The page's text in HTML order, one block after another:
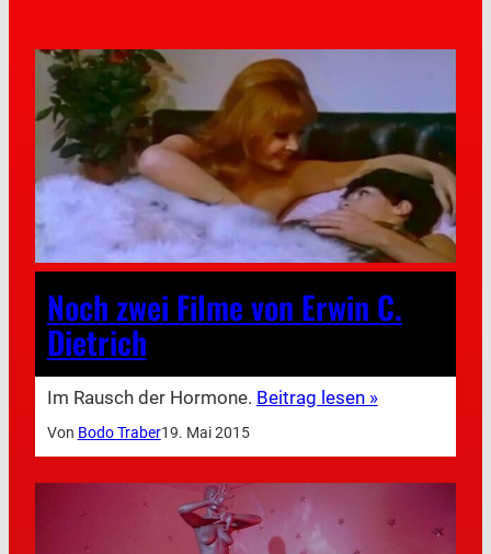
Noch zwei Filme von Erwin C.
Dietrich
Im Rausch der Hormone. Beitrag lesen »
Von Bodo Traber19. Mai 2015